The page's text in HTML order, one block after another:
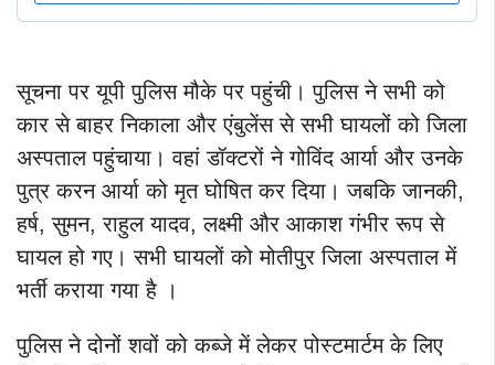
सूचना पर यूपी पुलिस मौके पर पहुंची। पुलिस ने सभी को
कार से बाहर निकाला और एंबुलेंस से सभी घायलों को जिला
अस्पताल पहुंचाया। वहां डॉक्टरों ने गोविंद आर्या और उनके
पुत्र करन आर्या को मृत घोषित कर दिया। जबकि जानकी,
हर्ष, सुमन, राहुल यादव, लक्ष्मी और आकाश गंभीर रूप से
घायल हो गए। सभी घायलों को मोतीपुर जिला अस्पताल में
भर्ती कराया गया है ।
पुलिस ने दोनों शवों को कब्जे में लेकर पोस्टमार्टम के लिए